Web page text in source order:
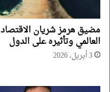
مضيق هرمز شريان الاقتصاد
العالمي وتأثيره على الدول
3 أبريل، 2026